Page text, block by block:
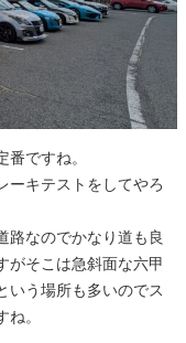
ですね。
ーキテストをしてやろ
路なのでかなり道も良
がそこは急斜面な六甲
いう場所も多いのでス
。